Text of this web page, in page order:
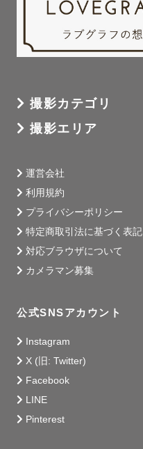
撮影カテゴリ
撮影エリア
運営会社
利用規約
プライバシーポリシー
特定商取引法に基づく表記
対応ブラウザについて
カメラマン募集
公式SNSアカウント
Instagram
X (旧: Twitter)
Facebook
LINE
Pinterest